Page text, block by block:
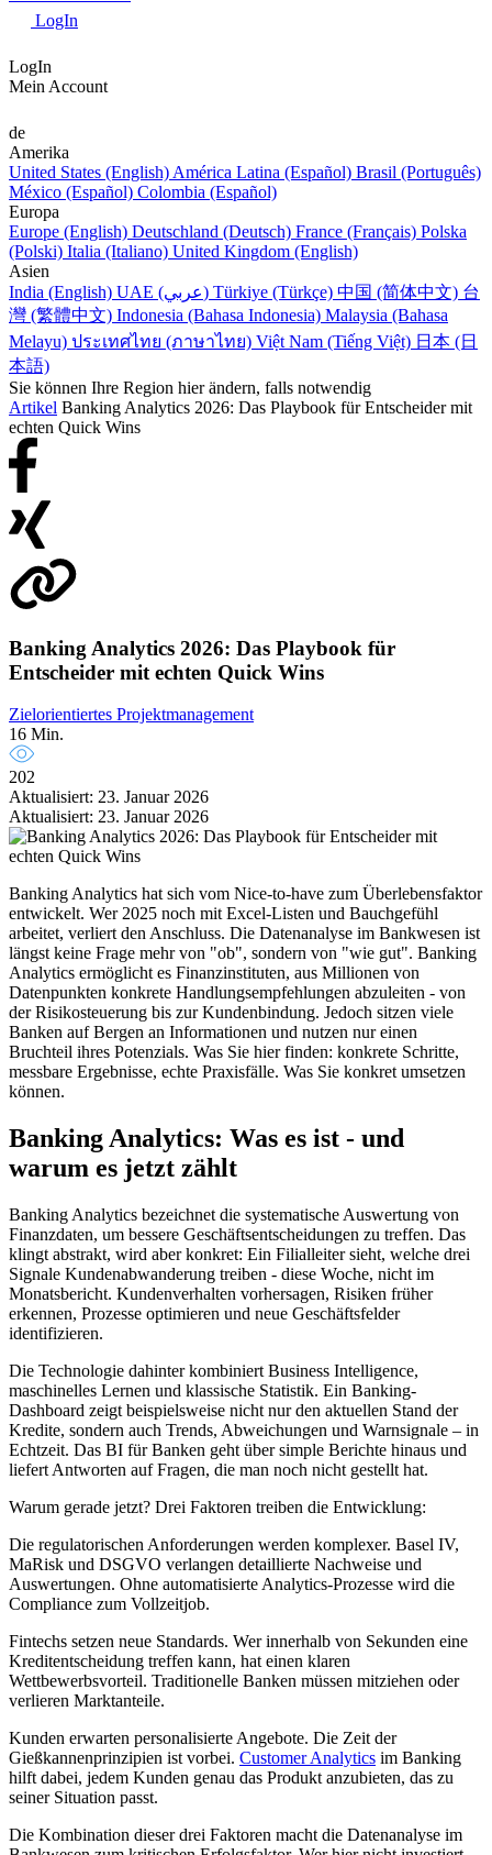
LogIn
LogIn
Mein Account
de
Amerika
United States (English) América Latina (Español) Brasil (Português)
México (Español) Colombia (Español)
Europa
Europe (English) Deutschland (Deutsch) France (Français) Polska
(Polski) Italia (Italiano) United Kingdom (English)
Asien
India (English)
UAE (عربي) Türkiye (Türkçe) 中国 (简体中文) 台
灣 (繁體中文) Indonesia (Bahasa Indonesia) Malaysia (Bahasa
Melayu) ประเทศไทย (ภาษาไทย) Việt Nam (Tiếng Việt) 日本 (日
本語)
Sie können Ihre Region hier ändern, falls notwendig
Artikel Banking Analytics 2026: Das Playbook für Entscheider mit
echten Quick Wins
Banking Analytics 2026: Das Playbook für
Entscheider mit echten Quick Wins
Zielorientiertes Projektmanagement
16 Min.
202
Aktualisiert: 23. Januar 2026
Aktualisiert: 23. Januar 2026
Banking Analytics hat sich vom Nice-to-have zum Überlebensfaktor
entwickelt. Wer 2025 noch mit Excel-Listen und Bauchgefühl
arbeitet, verliert den Anschluss. Die Datenanalyse im Bankwesen ist
längst keine Frage mehr von "ob", sondern von "wie gut". Banking
Analytics ermöglicht es Finanzinstituten, aus Millionen von
Datenpunkten konkrete Handlungsempfehlungen abzuleiten - von
der Risikosteuerung bis zur Kundenbindung. Jedoch sitzen viele
Banken auf Bergen an Informationen und nutzen nur einen
Bruchteil ihres Potenzials. Was Sie hier finden: konkrete Schritte,
messbare Ergebnisse, echte Praxisfälle. Was Sie konkret umsetzen
können.
Banking Analytics: Was es ist - und
warum es jetzt zählt
Banking Analytics bezeichnet die systematische Auswertung von
Finanzdaten, um bessere Geschäftsentscheidungen zu treffen. Das
klingt abstrakt, wird aber konkret: Ein Filialleiter sieht, welche drei
Signale Kundenabwanderung treiben - diese Woche, nicht im
Monatsbericht. Kundenverhalten vorhersagen, Risiken früher
erkennen, Prozesse optimieren und neue Geschäftsfelder
identifizieren.
Die Technologie dahinter kombiniert Business Intelligence,
maschinelles Lernen und klassische Statistik. Ein Banking-
Dashboard zeigt beispielsweise nicht nur den aktuellen Stand der
Kredite, sondern auch Trends, Abweichungen und Warnsignale – in
Echtzeit. Das BI für Banken geht über simple Berichte hinaus und
liefert Antworten auf Fragen, die man noch nicht gestellt hat.
Warum gerade jetzt? Drei Faktoren treiben die Entwicklung:
Die regulatorischen Anforderungen werden komplexer. Basel IV,
MaRisk und DSGVO verlangen detaillierte Nachweise und
Auswertungen. Ohne automatisierte Analytics-Prozesse wird die
Compliance zum Vollzeitjob.
Fintechs setzen neue Standards. Wer innerhalb von Sekunden eine
Kreditentscheidung treffen kann, hat einen klaren
Wettbewerbsvorteil. Traditionelle Banken müssen mitziehen oder
verlieren Marktanteile.
Kunden erwarten personalisierte Angebote. Die Zeit der
Gießkannenprinzipien ist vorbei. Customer Analytics im Banking
hilft dabei, jedem Kunden genau das Produkt anzubieten, das zu
seiner Situation passt.
Die Kombination dieser drei Faktoren macht die Datenanalyse im